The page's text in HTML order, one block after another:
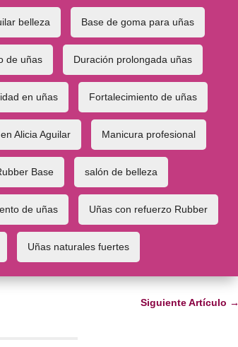
belleza Base de goma para uñas
de uñas Duración prolongada uñas
en uñas Fortalecimiento de uñas
Alicia Aguilar Manicura profesional
Base salón de belleza
de uñas Uñas con refuerzo Rubber
Uñas naturales fuertes
Siguiente Artículo →